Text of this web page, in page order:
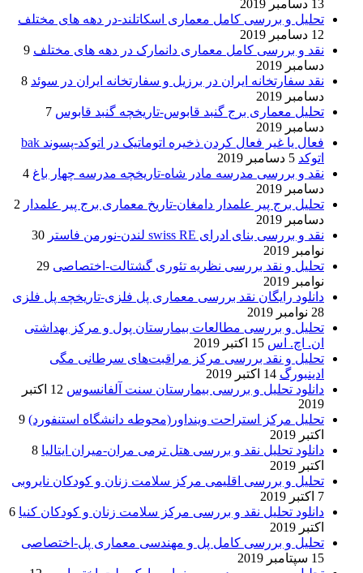
13 دسامبر 2019
تحلیل و بررسی کامل معماری اسکاتلند-در دهه های مختلف
12 دسامبر 2019
نقد و بررسی کامل معماری دانمارک در دهه های مختلف 9
دسامبر 2019
نقد سفارتخانه ایران در برزیل و سفارتخانه ایران در سوئد 8
دسامبر 2019
تحلیل معماری برج گنبد قابوس-تاریخچه گنبد قابوس 7
دسامبر 2019
فعال یا غیر فعال کردن ذخیره اتوماتیک در اتوکد-پسوند bak
اتوکد 5 دسامبر 2019
نقد و بررسی مدرسه مادر شاه-تاریخچه مدرسه چهار باغ 4
دسامبر 2019
تحلیل برج پیر علمدار دامغان-تاریخ معماری برج پیر علمدار 2
دسامبر 2019
نقد و بررسی بنای ادرای swiss RE لندن-نورمن فاستر
30
نوامبر 2019
تحلیل و نقد بررسی نظریه تئوری گشتالت-اختصاصی 29
نوامبر 2019
دانلود رایگان نقد بررسی معماری پل فلزی-تاریخچه پل فلزی
28 نوامبر 2019
تحلیل و بررسی مطالعات بیمارستان پول و مرکز بهداشتی
ان. اچ. اس 15 اکتبر 2019
تحلیل و نقد بررسی مرکز مراقبت‌های سرطانی مگی
ادینبورگ 14 اکتبر 2019
دانلود تحلیل و بررسی بیمارستان سنت آلفانسوس
12 اکتبر
2019
تحلیل مرکز استراحت وینداور(محوطه دانشگاه استنفورد) 9
اکتبر 2019
دانلود تحلیل نقد و بررسی هتل ترمی مران-میران ایتالیا 8
اکتبر 2019
تحلیل و بررسی اقلیمی مرکز سلامت زنان و کودکان نایروبی
7 اکتبر 2019
دانلود تحلیل نقد و بررسی مرکز سلامت زنان و کودکان کنیا 6
اکتبر 2019
تحلیل و بررسی کامل پل و مهندسی معماری پل-اختصاصی
15 سپتامبر 2019